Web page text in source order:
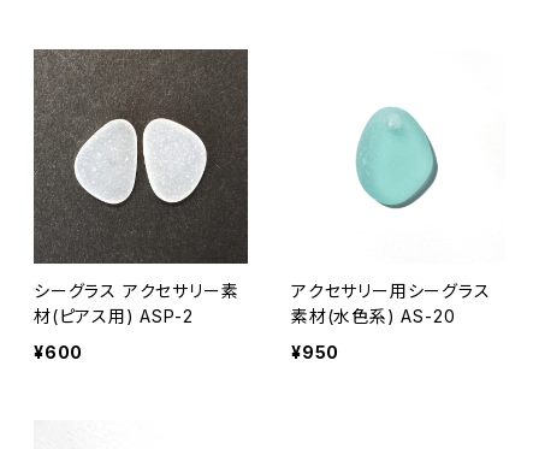
シーグラス アクセサリー素
材(ピアス用) ASP-2
¥600
アクセサリー用シーグラス
素材(水色系) AS-20
¥950